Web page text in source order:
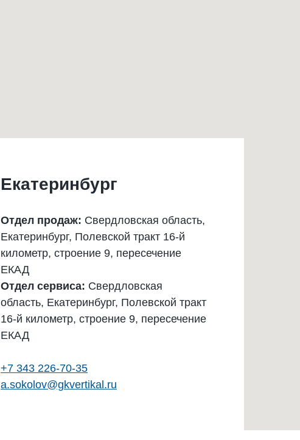
Екатеринбург
Отдел продаж: Свердловская область,
Екатеринбург, Полевской тракт 16-й
километр, строение 9, пересечение
ЕКАД
Отдел сервиса: Свердловская
область, Екатеринбург, Полевской тракт
16-й километр, строение 9, пересечение
ЕКАД
+7 343 226-70-35
a.sokolov@gkvertikal.ru